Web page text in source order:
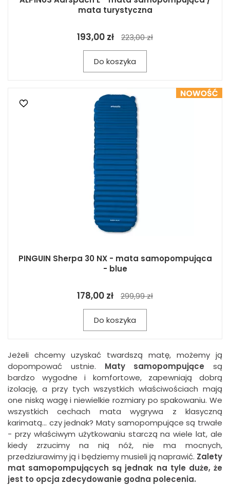
mata turystyczna
193,00 zł 223,00 zł
Do koszyka
PINGUIN Sherpa 30 NX - mata samopompująca
- blue
178,00 zł 299,99 zł
Do koszyka
Jeżeli chcemy uzyskać twardszą matę, możemy ją
dopompować ustnie. Maty samopompujące są
bardzo wygodne i komfortowe, zapewniają dobrą
izolację, a przy tych wszystkich właściwościach mają
one niską wagę i niewielkie rozmiary po spakowaniu. We
wszystkich cechach mata wygrywa z klasyczną
karimatą... czy jednak? Maty samopompujące są trwałe
- przy właściwym użytkowaniu starczą na wiele lat, ale
kiedy zrzucimy na nią nóż, nie ma mocnych,
przedziurawimy ją i będziemy musieli ją naprawić. Zalety
mat samopompujących są jednak na tyle duże, że
jest to opcja zdecydowanie godna polecenia.